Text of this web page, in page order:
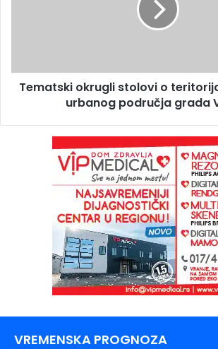
Tematski okrugli stolovi o
urbanog područja grada
VREMENSKA PROGNOZA